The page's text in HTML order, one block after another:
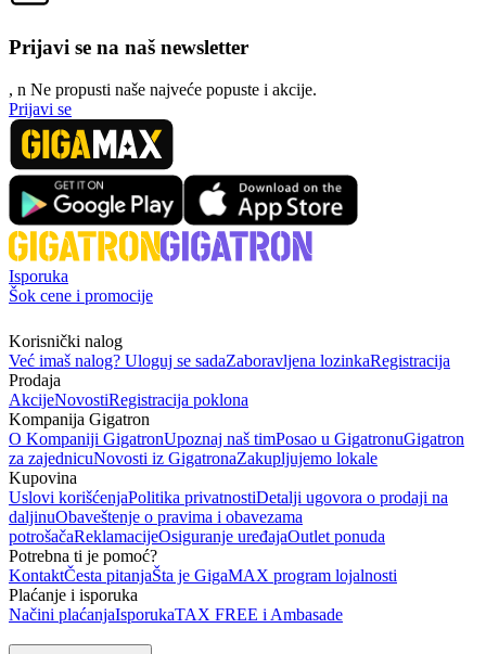
Prijavi se na naš newsletter
, n Ne propusti naše najveće popuste i akcije.
Prijavi se
Isporuka
Šok cene i promocije
Korisnički nalog
Već imaš nalog? Uloguj se sadaZaboravljena lozinkaRegistracija
Prodaja
AkcijeNovostiRegistracija poklona
Kompanija Gigatron
O Kompaniji GigatronUpoznaj naš timPosao u GigatronuGigatron
za zajednicuNovosti iz GigatronaZakupljujemo lokale
Kupovina
Uslovi korišćenjaPolitika privatnostiDetalji ugovora o prodaji na
daljinuObaveštenje o pravima i obavezama
potrošačaReklamacijeOsiguranje uređajaOutlet ponuda
Potrebna ti je pomoć?
KontaktČesta pitanjaŠta je GigaMAX program lojalnosti
Plaćanje i isporuka
Načini plaćanjaIsporukaTAX FREE i Ambasade